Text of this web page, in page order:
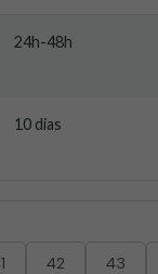
24h-48h
10 dias
42 43